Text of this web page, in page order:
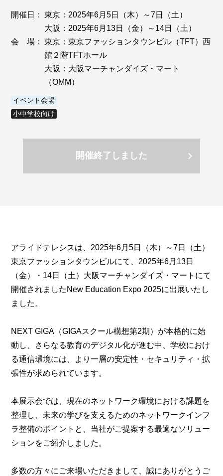
開催日：
東京：2025年6月5日（木）～7日（土）
大阪：2025年6月13日（金）～14日（土）
会 場：
東京：東京ファッションタウンビル（TFT）西
館２階TFTホール
大阪：大阪マーチャンダイズ・マート
（OMM）
イベント会場
小中学校向け
開催終了しました
アライドテレシスは、2025年6月5日（木）～7日（土）
東京ファッションタウンビルにて、2025年6月13日
（金）・14日（土）大阪マーチャンダイズ・マートにて
開催されましたNew Education Expo 2025に出展いたし
ました。
NEXT GIGA（GIGAスクール構想第2期）が本格的に始
動し、さらなる教育のデジタル化が進む中、学校におけ
る通信環境には、より一層の安定性・セキュリティ・拡
張性が求められています。
本展示会では、現在のネットワーク環境における課題を
整理し、未来の学びを支えるためのネットワークインフ
ラ整備のポイントと、当社がご提案する最適なソリュー
ションをご紹介しました。
多数の方々にご来場いただきまして、誠にありがとうご